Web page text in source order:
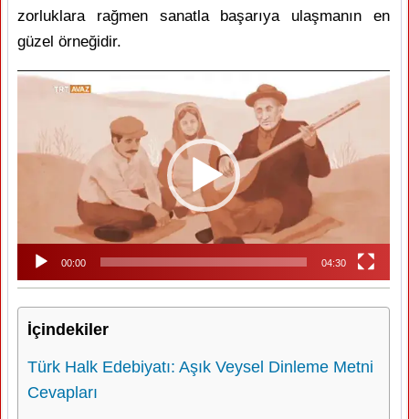
zorluklara rağmen sanatla başarıya ulaşmanın en
güzel örneğidir.
Video
00:00 04:30
İçindekiler
Türk Halk Edebiyatı: Aşık Veysel Dinleme Metni
Cevapları